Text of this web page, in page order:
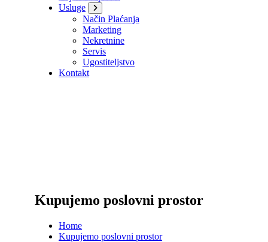
Usluge
Način Plaćanja
Marketing
Nekretnine
Servis
Ugostiteljstvo
Kontakt
Kupujemo poslovni prostor
Home
Kupujemo poslovni prostor